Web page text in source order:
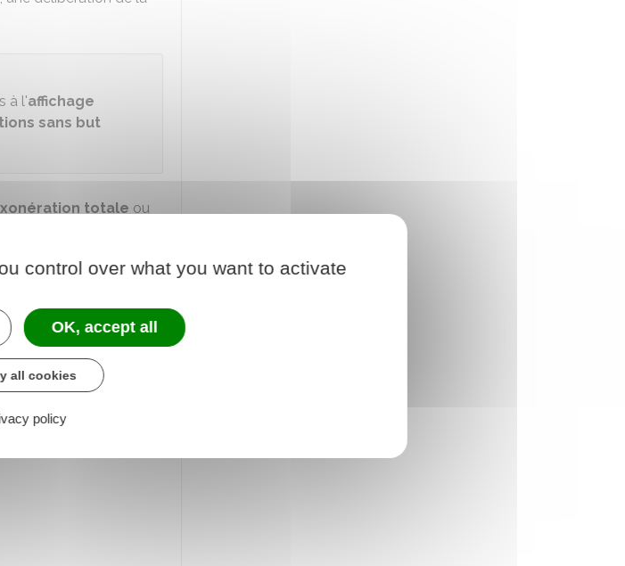
à l'affichage
sans but
totale ou
pas 12 m² sur
m² et 20 m²,
d'affichage
bus, kiosques à
control over what you want to activate
OK, accept all
all cookies
policy